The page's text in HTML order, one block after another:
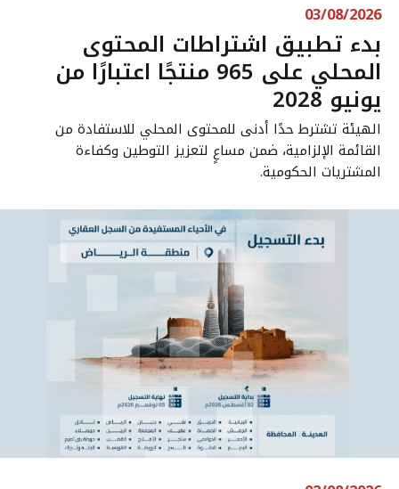
03/08/2026
بدء تطبيق اشتراطات المحتوى
المحلي على 965 منتجًا اعتبارًا من
يونيو 2028
الهيئة تشترط حدًا أدنى للمحتوى المحلي للاستفادة من
القائمة الإلزامية، ضمن مساعٍ لتعزيز التوطين وكفاءة
المشتريات الحكومية.